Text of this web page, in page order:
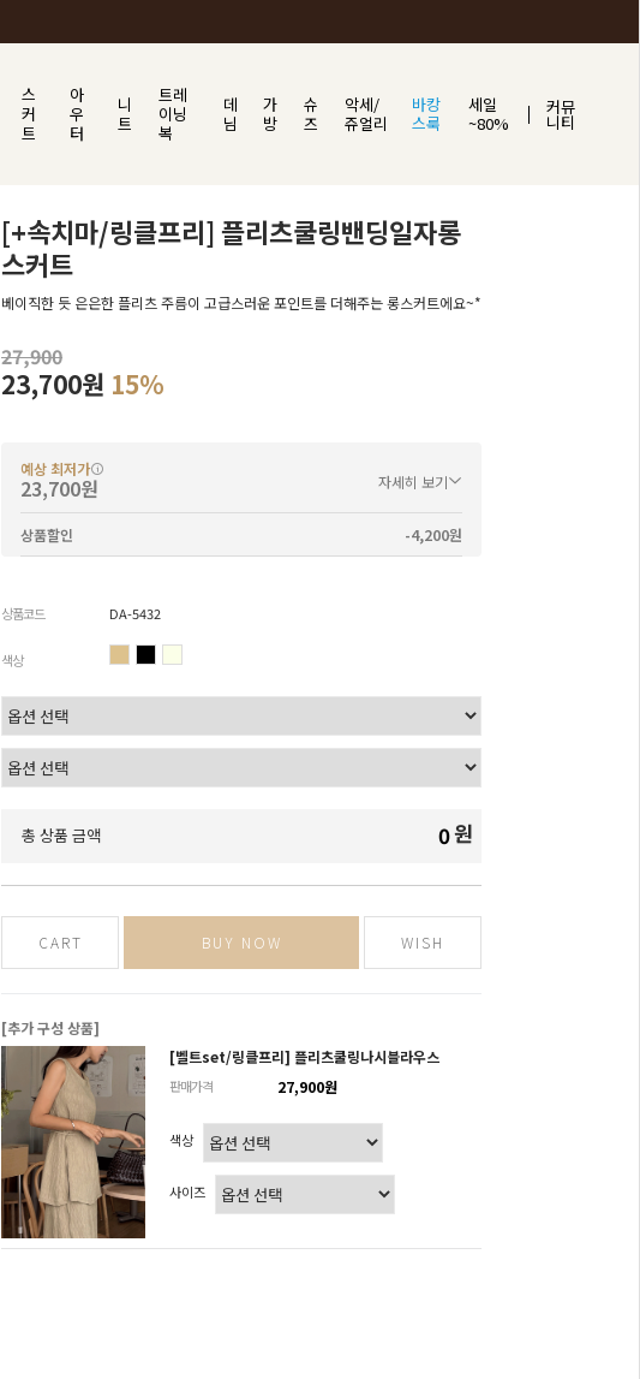
스
커
트
아
우
터
니
트
트레
이닝
복
데
님
가
방
슈
즈
악세/
쥬얼리
바캉
스룩
세일
~80%
커뮤
니티
[+속치마/링클프리] 플리츠쿨링밴딩일자롱
스커트
베이직한 듯 은은한 플리츠 주름이 고급스러운 포인트를 더해주는 롱스커트에요~*
27,900
23,700원 15%
예상 최저가
23,700원 자세히 보기
상품할인 -4,200원
상품코드 DA-5432
색상
총 상품 금액 0원
CART BUY NOW WISH
[추가 구성 상품]
[벨트set/링클프리] 플리츠쿨링나시블라우스
판매가격 27,900원
색상
사이즈